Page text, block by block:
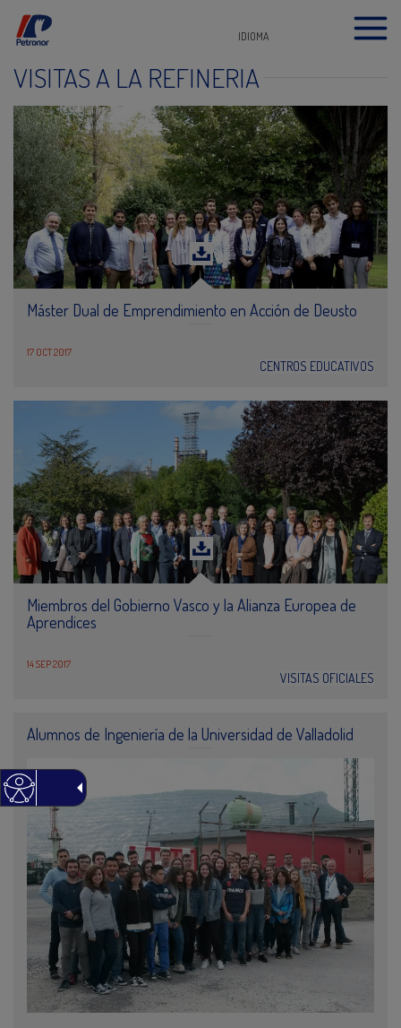
IDIOMA
VISITAS A LA REFINERÍA
Máster Dual de Emprendimiento en Acción de Deusto
17 OCT 2017
CENTROS EDUCATIVOS
Miembros del Gobierno Vasco y la Alianza Europea de
Aprendices
14 SEP 2017
VISITAS OFICIALES
Alumnos de Ingeniería de la Universidad de Valladolid